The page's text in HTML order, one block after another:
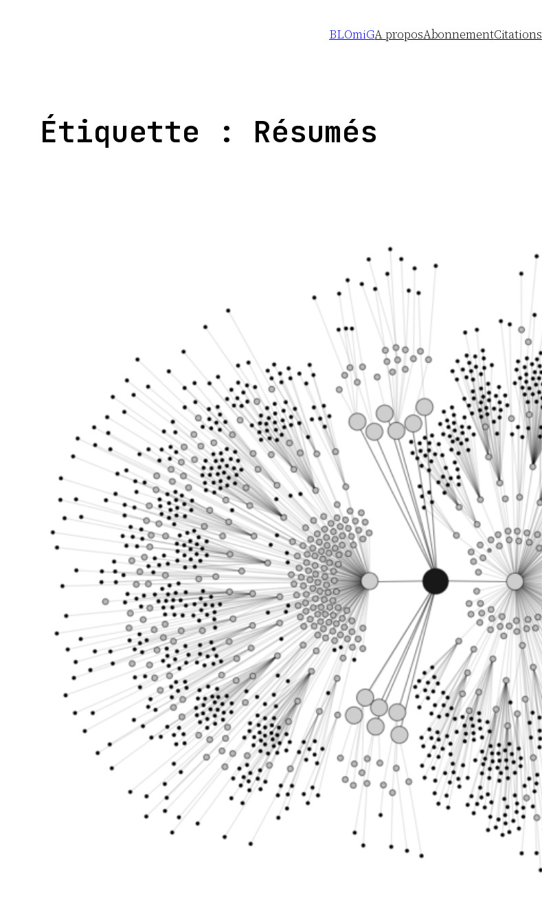
BLOmiGA proposAbonnementCitations
Étiquette : Résumés